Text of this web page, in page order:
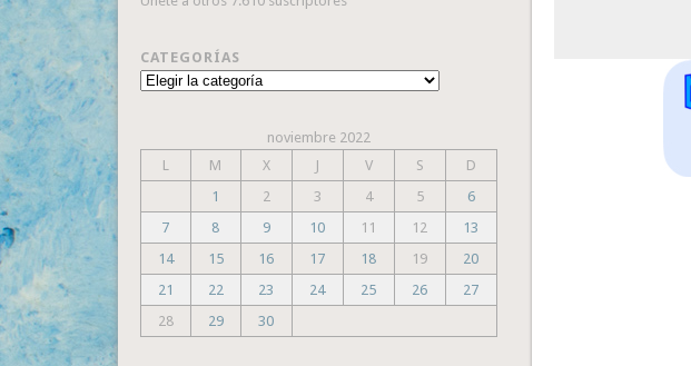
CATEGORÍAS
Categorías
noviembre 2022
L
M X J V S
D
1
2 3 4 5
6
7
8 9 10 11 12
13
14
15 16 17 18 19
20
21
22 23 24 25 26
27
28
29 30